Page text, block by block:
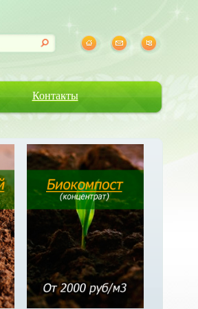
Контакты